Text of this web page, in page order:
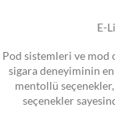
E-
Pod sistemleri ve mod
sigara deneyiminin
mentollü
seçenekler